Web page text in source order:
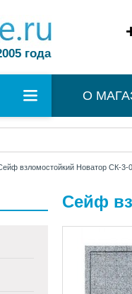
года
О
взломостойкий Новатор СК-3-
Сейф